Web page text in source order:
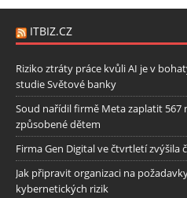
ITBIZ.CZ
Riziko ztráty práce kvůli AI je v
studie Světové banky
Soud nařídil firmě Meta zaplatit 567
způsobené dětem
Firma Gen Digital ve čtvrtletí zvýšila
Jak připravit organizaci na
kybernetických rizik